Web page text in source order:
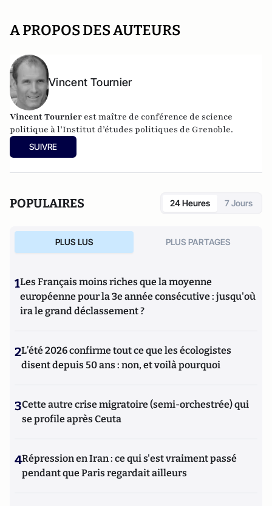
A PROPOS DES AUTEURS
Vincent Tournier
Vincent Tournier est maître de conférence de science
politique à l’Institut d’études politiques de Grenoble.
SUIVRE
POPULAIRES 24 Heures 7 Jours
PLUS LUS PLUS PARTAGES
1Les Français moins riches que la moyenne
européenne pour la 3e année consécutive : jusqu'où
ira le grand déclassement ?
2L’été 2026 confirme tout ce que les écologistes
disent depuis 50 ans : non, et voilà pourquoi
3Cette autre crise migratoire (semi-orchestrée) qui
se profile après Ceuta
4Répression en Iran : ce qui s'est vraiment passé
pendant que Paris regardait ailleurs